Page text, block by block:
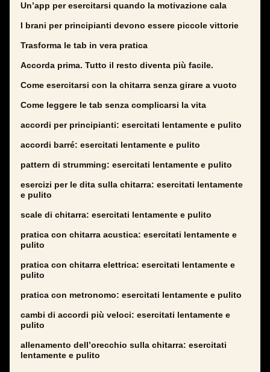
Un’app per esercitarsi quando la motivazione cala
I brani per principianti devono essere piccole vittorie
Trasforma le tab in vera pratica
Accorda prima. Tutto il resto diventa più facile.
Come esercitarsi con la chitarra senza girare a vuoto
Come leggere le tab senza complicarsi la vita
accordi per principianti: esercitati lentamente e pulito
accordi barré: esercitati lentamente e pulito
pattern di strumming: esercitati lentamente e pulito
esercizi per le dita sulla chitarra: esercitati lentamente
e pulito
scale di chitarra: esercitati lentamente e pulito
pratica con chitarra acustica: esercitati lentamente e
pulito
pratica con chitarra elettrica: esercitati lentamente e
pulito
pratica con metronomo: esercitati lentamente e pulito
cambi di accordi più veloci: esercitati lentamente e
pulito
allenamento dell’orecchio sulla chitarra: esercitati
lentamente e pulito